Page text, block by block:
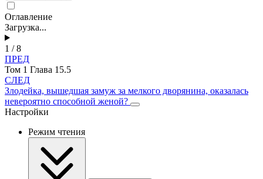
Оглавление
Загрузка...
1 / 8
ПРЕД
Том 1 Глава 15.5
СЛЕД
Злодейка, вышедшая замуж за мелкого дворянина, оказалась
невероятно способной женой?
Настройки
Режим чтения